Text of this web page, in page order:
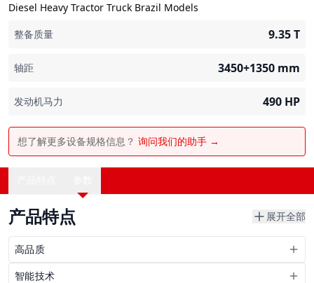
Diesel Heavy Tractor Truck Brazil Models
整备质量
9.35T
轴距 3450+1350 mm
发动机马力 490 HP
想了解更多设备规格信息？ 询问我们的助手 →
产品特点 展开全部
高品质
智能技术